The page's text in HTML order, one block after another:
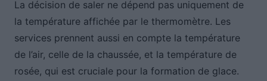
La décision de saler ne dépend pas uniquement de
la température affichée par le thermomètre. Les
services prennent aussi en compte la température
de l’air, celle de la chaussée, et la température de
rosée, qui est cruciale pour la formation de glace.